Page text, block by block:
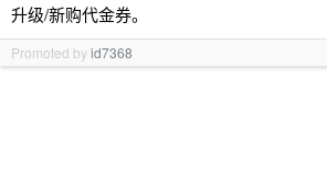
升级/新购代金券。
Promoted byid7368